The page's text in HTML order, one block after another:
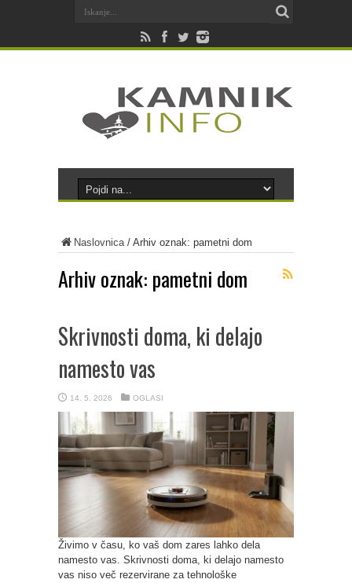
Naslovnica/ Arhiv oznak: pametni dom
Arhiv oznak: pametni dom
Skrivnosti doma, ki delajo
namesto vas
14. 5. 2026 OGLASI
Živimo v času, ko vaš dom zares lahko dela
namesto vas. Skrivnosti doma, ki delajo namesto
vas niso več rezervirane za tehnološke